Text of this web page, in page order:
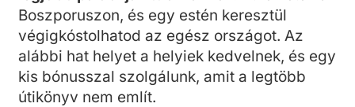
Boszporuszon, és egy estén keresztül
végigkóstolhatod az egész országot. Az
alábbi hat helyet a helyiek kedvelnek, és egy
kis bónusszal szolgálunk, amit a legtöbb
útikönyv nem említ.